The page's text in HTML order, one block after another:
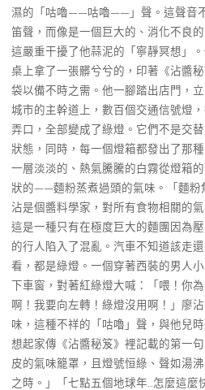
濕的「咕嚕——咕嚕——」聲。這聲音
笛聲，而像是一個巨大的、消化不良
這嚴重干擾了他蒜泥的「寧靜冥想」
桌上拿了一張髒兮兮的，印著《沾醬
袋以備不時之需。他一腳踏出店門，
城市的主幹道上，數百個交通信號燈
弄口，全部變成了綠燈。它們不是交
狀態，同時，每一個燈箱都發出了那
一層淡淡的、熱氣騰騰的白霧從燈箱
狀的——麵粉蒸煮過頭的氣味。「麵粉
沾是個醬料學家，對所有食物相關的
這是一種只有在極度巨大的麵團因為
的行人陷入了混亂。汽車不知道該走
看，都是綠燈。一個穿著西裝的男人
下車窗，對著紅綠燈大喊：「喂！你
啊！我要向左轉！綠燈沒用啊！」廖
味，這種不祥的「咕嚕」聲，與他兒
想起家傳《沾醬秘笈》裡記載的第一
皮的氣味籠罩，且燈號恒綠、聲如湯
之時。」「七點五個地球年…怎麼這麼